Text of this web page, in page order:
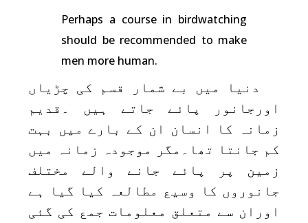
Perhaps a course in birdwatching
should be recommended to make
men more human.
دنیا میں بے شمار قسم کی چڑیاں
اورجانور پائے جاتے ہیں ۔قدیم
زمانہ کا انسان ان کے بارے میں بہت
کم جانتا تھا۔مگر موجودہ زمانہ میں
زمین پر پائے جانے والے مختلف
جانوروں کا وسیع مطالعہ کیا گیا ہے
اوران سے متعلق معلومات جمع کی گئی